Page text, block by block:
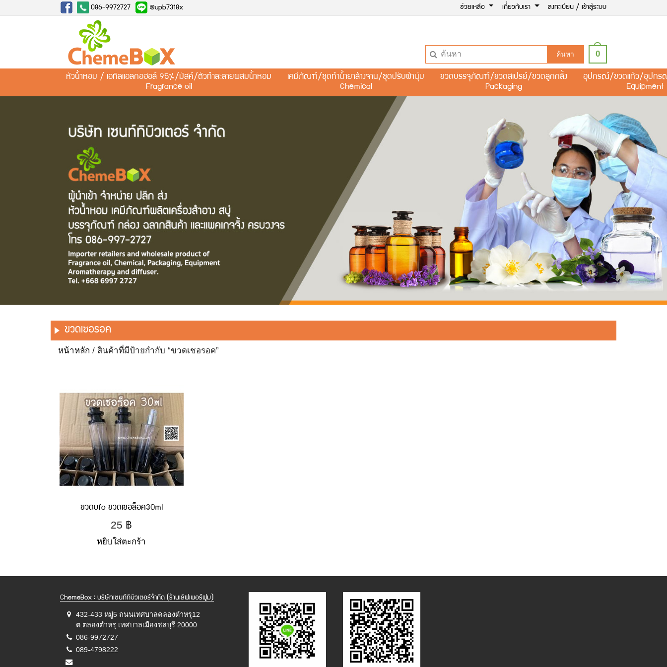
086-9972727 @upb7318x ช่วยเหลือ เกี่ยวกับเรา ลงทะเบียน / เข้าสู่ระบบ
ค้นหา 0
หัวน้ำหอม / เอทิลแอลกอฮอล์ 95%/มัสค์/ตัวทำละลายผสมน้ำหอม
Fragrance oil
เคมีภัณฑ์/ชุดทำน้ำยาล้างจาน/ชุดปรับผ้านุ่ม
Chemical
ขวดบรรจุภัณฑ์/ขวดสเปรย์/ขวดลูกกลิ้ง
Packaging
อุปกรณ์/ขวดแก้ว/อุปกร
Equipment
ขวดเชอรอค
หน้าหลัก / สินค้าที่มีป้ายกำกับ “ขวดเชอรอค”
ขวดufo ขวดเชอล็อค30ml
25 ฿
หยิบใส่ตะกร้า
ChemeBox : บริษัทเซนท์ทิบิวเตอร์จำกัด (ร้านเลิฟเพอร์ฟูม)
432-433 หมู่5 ถนนเทศบาลคลองตำหรุ12
ต.ตลองตำหรุ เทศบาลเมืองชลบุรี 20000
086-9972727
089-4798222